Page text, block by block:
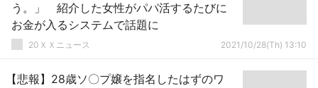
う。」 紹介した女性がパパ活するたびに
お金が入るシステムで話題に
20ＸＸニュース 2021/10/28(Th) 13:10
【悲報】28歳ソ〇プ嬢を指名したはずのワ